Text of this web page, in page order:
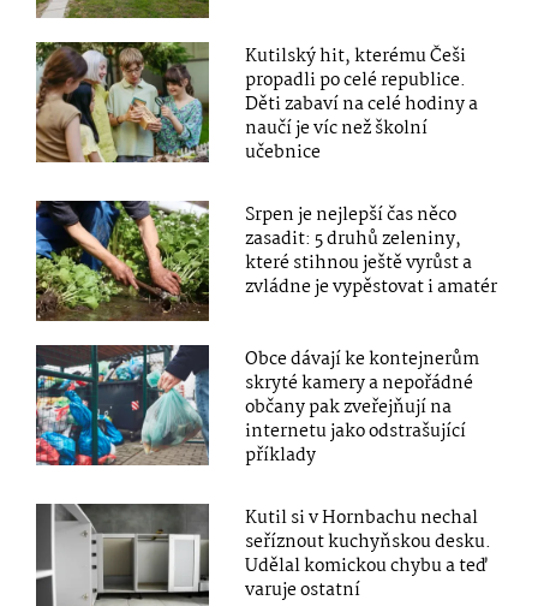
Kutilský hit, kterému Češi
propadli po celé republice.
Děti zabaví na celé hodiny a
naučí je víc než školní
učebnice
Srpen je nejlepší čas něco
zasadit: 5 druhů zeleniny,
které stihnou ještě vyrůst a
zvládne je vypěstovat i amatér
Obce dávají ke kontejnerům
skryté kamery a nepořádné
občany pak zveřejňují na
internetu jako odstrašující
příklady
Kutil si v Hornbachu nechal
seříznout kuchyňskou desku.
Udělal komickou chybu a teď
varuje ostatní